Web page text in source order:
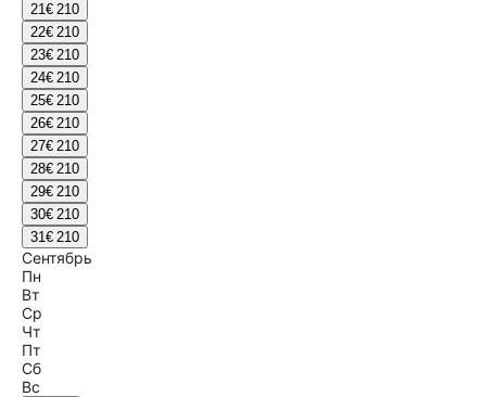
21€ 210
22€ 210
23€ 210
24€ 210
25€ 210
26€ 210
27€ 210
28€ 210
29€ 210
30€ 210
31€ 210
Сентябрь
Пн
Вт
Ср
Чт
Пт
Сб
Вс